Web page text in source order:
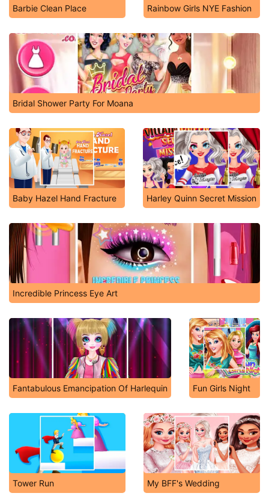
Barbie Clean Place Rainbow Girls NYE Fashion
Bridal Shower Party For Moana
Baby Hazel Hand Fracture Harley Quinn Secret Mission
Incredible Princess Eye Art
Fantabulous Emancipation Of Harlequin Fun Girls Night
Tower Run My BFF's Wedding